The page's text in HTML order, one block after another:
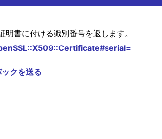
明書に付ける識別番号を返します。
クを送る